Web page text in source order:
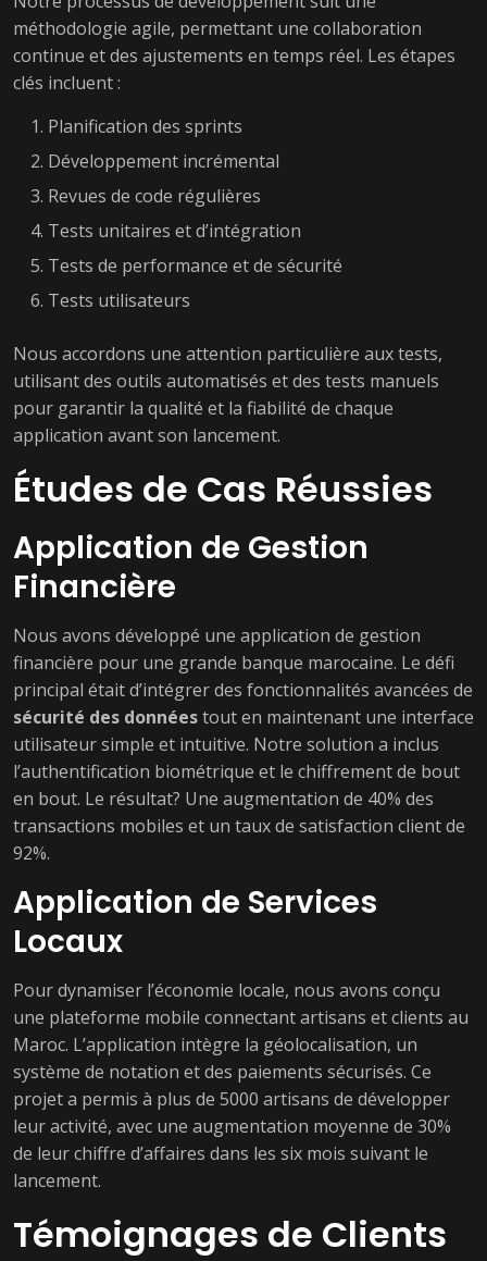
méthodologie agile, permettant une collaboration
continue et des ajustements en temps réel. Les étapes
clés incluent :
Planification des sprints
Développement incrémental
Revues de code régulières
Tests unitaires et d’intégration
Tests de performance et de sécurité
Tests utilisateurs
Nous accordons une attention particulière aux tests,
utilisant des outils automatisés et des tests manuels
pour garantir la qualité et la fiabilité de chaque
application avant son lancement.
Études de Cas Réussies
Application de Gestion
Financière
Nous avons développé une application de gestion
financière pour une grande banque marocaine. Le défi
principal était d’intégrer des fonctionnalités avancées de
sécurité des donnéestout en maintenant une interface
utilisateur simple et intuitive. Notre solution a inclus
l’authentification biométrique et le chiffrement de bout
en bout. Le résultat? Une augmentation de 40% des
transactions mobiles et un taux de satisfaction client de
92%.
Application de Services
Locaux
Pour dynamiser l’économie locale, nous avons conçu
une plateforme mobile connectant artisans et clients au
Maroc. L’application intègre la géolocalisation, un
système de notation et des paiements sécurisés. Ce
projet a permis à plus de 5000 artisans de développer
leur activité, avec une augmentation moyenne de 30%
de leur chiffre d’affaires dans les six mois suivant le
lancement.
Témoignages de Clients